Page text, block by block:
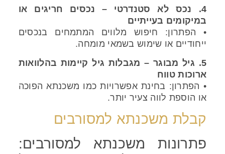
4. נכס לא סטנדרטי – נכסים חריגים או
במיקומים בעייתיים
• הפתרון: חיפוש מלווים המתמחים בנכסים
ייחודיים או שימוש בשמאי מומחה.
5. גיל מבוגר – מגבלות גיל קיימות בהלוואות
ארוכות טווח
• הפתרון: בחינת אפשרויות כמו משכנתא הפוכה
או הוספת לווה צעיר יותר.
קבלת משכנתא למסורבים
פתרונות משכנתא למסורבים: